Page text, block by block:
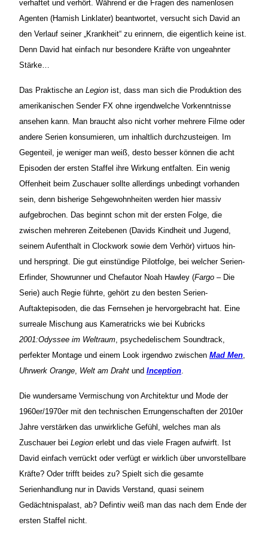
verhaftet und verhört. Während er die Fragen des namenlosen
Agenten (Hamish Linklater) beantwortet, versucht sich David an
den Verlauf seiner „Krankheit“ zu erinnern, die eigentlich keine ist.
Denn David hat einfach nur besondere Kräfte von ungeahnter
Stärke…
Das Praktische an Legion ist, dass man sich die Produktion des
amerikanischen Sender FX ohne irgendwelche Vorkenntnisse
ansehen kann. Man braucht also nicht vorher mehrere Filme oder
andere Serien konsumieren, um inhaltlich durchzusteigen. Im
Gegenteil, je weniger man weiß, desto besser können die acht
Episoden der ersten Staffel ihre Wirkung entfalten. Ein wenig
Offenheit beim Zuschauer sollte allerdings unbedingt vorhanden
sein, denn bisherige Sehgewohnheiten werden hier massiv
aufgebrochen. Das beginnt schon mit der ersten Folge, die
zwischen mehreren Zeitebenen (Davids Kindheit und Jugend,
seinem Aufenthalt in Clockwork sowie dem Verhör) virtuos hin-
und herspringt. Die gut einstündige Pilotfolge, bei welcher Serien-
Erfinder, Showrunner und Chefautor Noah Hawley (Fargo – Die
Serie) auch Regie führte, gehört zu den besten Serien-
Auftaktepisoden, die das Fernsehen je hervorgebracht hat. Eine
surreale Mischung aus Kameratricks wie bei Kubricks
2001:Odyssee im Weltraum , psychedelischem Soundtrack,
perfekter Montage und einem Look irgendwo zwischen Mad Men
Uhrwerk Orange Welt am Draht und Inception
Die wundersame Vermischung von Architektur und Mode der
1960er/1970er mit den technischen Errungenschaften der 2010er
Jahre verstärken das unwirkliche Gefühl, welches man als
Zuschauer bei Legion erlebt und das viele Fragen aufwirft. Ist
David einfach verrückt oder verfügt er wirklich über unvorstellbare
Kräfte? Oder trifft beides zu? Spielt sich die gesamte
Serienhandlung nur in Davids Verstand, quasi seinem
Gedächtnispalast, ab? Defintiv weiß man das nach dem Ende der
ersten Staffel nicht.